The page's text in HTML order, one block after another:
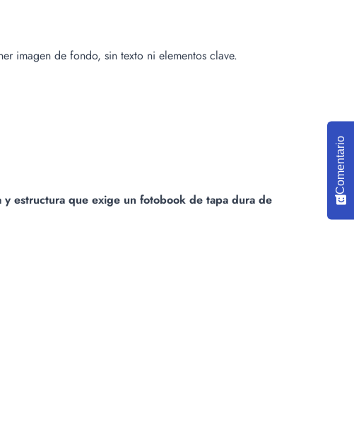
imagen de fondo, sin texto ni elementos clave.
estructura que exige un fotobook de tapa dura de
Comentario